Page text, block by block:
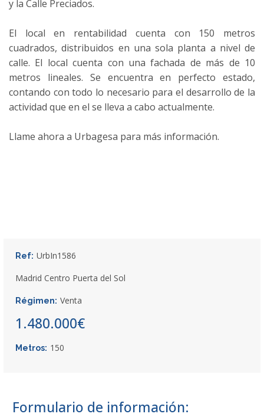
y la Calle Preciados.
El local en rentabilidad cuenta con 150 metros
cuadrados, distribuidos en una sola planta a nivel de
calle. El local cuenta con una fachada de más de 10
metros lineales. Se encuentra en perfecto estado,
contando con todo lo necesario para el desarrollo de la
actividad que en el se lleva a cabo actualmente.
Llame ahora a Urbagesa para más información.
Ref: UrbIn1586
Madrid Centro Puerta del Sol
Régimen: Venta
1.480.000€
Metros: 150
Formulario de información: